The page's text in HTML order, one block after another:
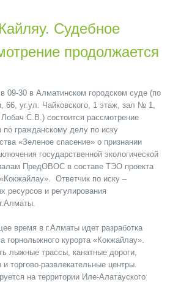
Судебное
продолжается
09-30 в Алматинском городском суде (по
66, уг.ул. Чайковского, 1 этаж, зал № 1,
С.В.) состоится рассмотрение
по гражданскому делу по иску
«Зеленое спасение» о признании
государственной экологической
ПредОВОС в составе ТЭО проекта
Ответчик по иску –
ресурсов и регулирования
время в г.Алматы идет разработка
горнолыжного курорта «Кокжайлау».
лыжные трассы, канатные дороги,
и торгово-развлекательные центры.
на территории Иле-Алатауского